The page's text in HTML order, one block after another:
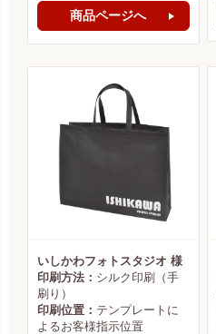
商品ページへ
いしかわフォトスタジオ 様
印刷方法： シルク印刷（手
刷り）
印刷位置： テンプレートに
よるお客様指示位置